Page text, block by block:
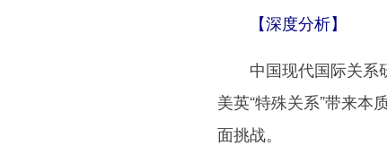
【深度分析】
中国现代国际关系研
美英“特殊关系”带来
面挑战。